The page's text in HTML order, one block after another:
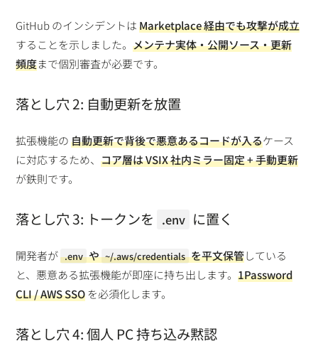
GitHub のインシデントはMarketplace 経由でも攻撃が成立
することを示しました。メンテナ実体・公開ソース・更新
頻度まで個別審査が必要です。
落とし穴 2: 自動更新を放置
拡張機能の自動更新で背後で悪意あるコードが入るケース
に対応するため、コア層は VSIX 社内ミラー固定 + 手動更新
が鉄則です。
落とし穴 3: トークンを .env に置く
開発者が .env や ~/.aws/credentials を平文保管している
と、悪意ある拡張機能が即座に持ち出します。1Password
CLI / AWS SSOを必須化します。
落とし穴 4: 個人 PC 持ち込み黙認